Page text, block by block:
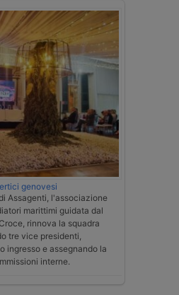
genovesi
Assagenti, l'associazione
marittimi guidata dal
rinnova la squadra
tre vice presidenti,
ingresso e assegnando la
interne.